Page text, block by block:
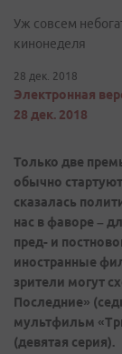
Уж совсем
кинонеделя
28 дек. 2018
Электронная
28 дек. 2018
Только две
обычно
сказалась
нас в фаворе –
пред- и
иностранные
зрители могут
Последние»
мультфильм
(девятая серия).